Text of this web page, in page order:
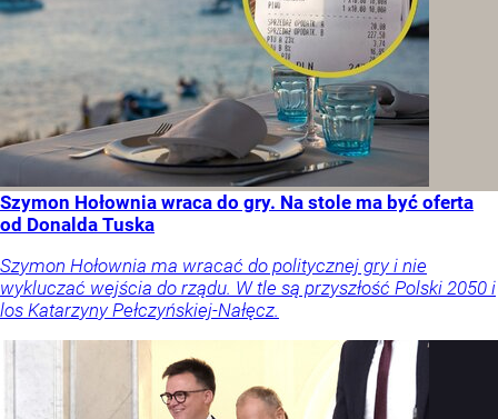
Szymon Hołownia wraca do gry. Na stole ma być oferta
od Donalda Tuska
Szymon Hołownia ma wracać do politycznej gry i nie
wykluczać wejścia do rządu. W tle są przyszłość Polski 2050 i
los Katarzyny Pełczyńskiej-Nałęcz.